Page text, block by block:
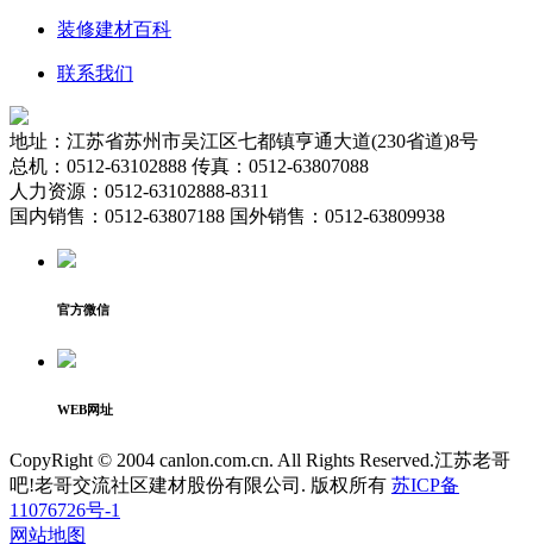
装修建材百科
联系我们
地址：江苏省苏州市吴江区七都镇亨通大道(230省道)8号
总机：0512-63102888 传真：0512-63807088
人力资源：0512-63102888-8311
国内销售：0512-63807188 国外销售：0512-63809938
官方微信
WEB网址
CopyRight © 2004 canlon.com.cn. All Rights Reserved.江苏老哥
吧!老哥交流社区建材股份有限公司. 版权所有 苏ICP备
11076726号-1
网站地图